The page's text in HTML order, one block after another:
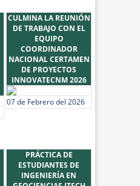
CULMINA LA REUNIÓN
DE TRABAJO CON EL
EQUIPO
COORDINADOR
NACIONAL CERTAMEN
DE PROYECTOS
INNOVATECNM 2026
07 de Febrero del 2026
PRÁCTICA DE
ESTUDIANTES DE
INGENIERÍA EN